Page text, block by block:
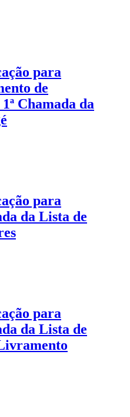
para
de
Chamada da
para
da Lista de
para
da Lista de